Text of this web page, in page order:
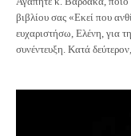
βιβλίου σας «Εκεί που
ευχαριστήσω, Ελένη, για
συνέντευξη. Κατά